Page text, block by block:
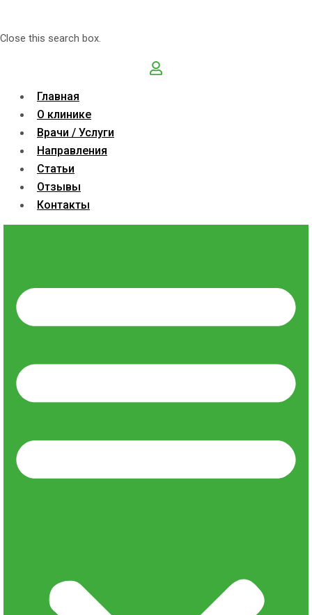
Close this search box.
Главная
О клинике
Врачи / Услуги
Направления
Статьи
Отзывы
Контакты